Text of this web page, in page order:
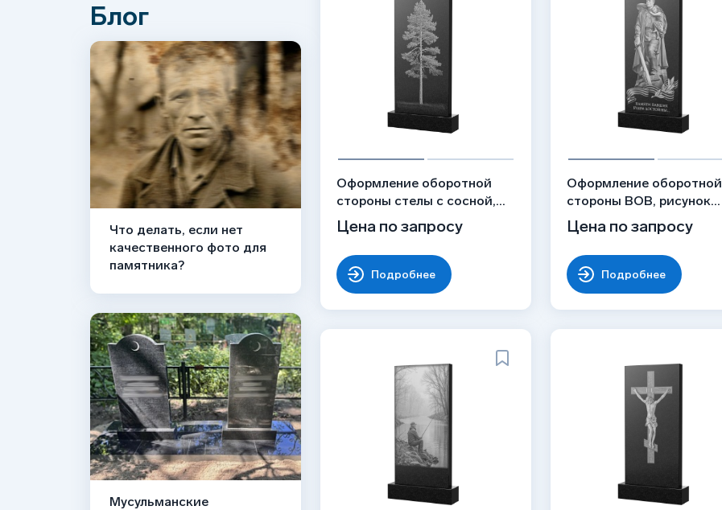
Блог
Что делать, если нет
качественного фото для
памятника?
Мусульманские
Оформление оборотной
стороны стелы с сосной,
рисунок ОБ-054
Цена по запросу
Подробнее
Оформление оборотной
стороны ВОВ, рисунок
ОБ-015
Цена по запросу
Подробнее